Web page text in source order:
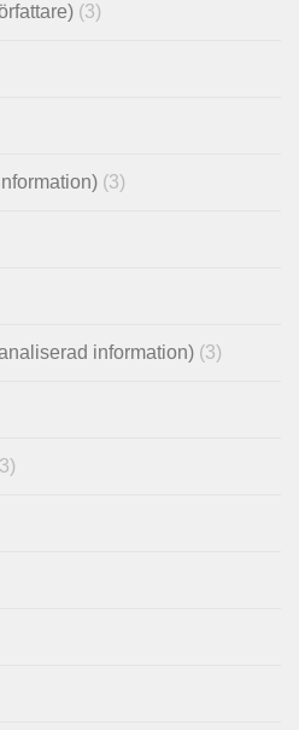
(3)
(3)
information) (3)